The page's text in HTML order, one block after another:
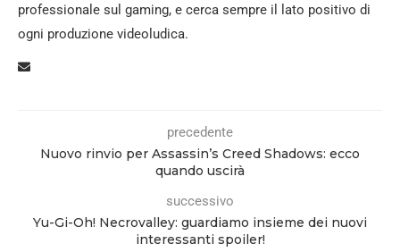
professionale sul gaming, e cerca sempre il lato positivo di
ogni produzione videoludica.
precedente
Nuovo rinvio per Assassin’s Creed Shadows: ecco
quando uscirà
successivo
Yu-Gi-Oh! Necrovalley: guardiamo insieme dei nuovi
interessanti spoiler!